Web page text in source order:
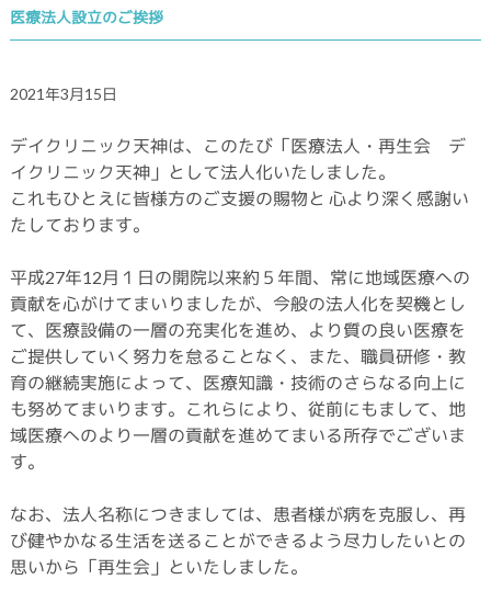
医療法人設立のご挨拶
2021年3月15日
デイクリニック天神は、このたび「医療法人・再生会 デ
イクリニック天神」として法人化いたしました。
これもひとえに皆様方のご支援の賜物と 心より深く感謝い
たしております。
平成27年12月１日の開院以来約５年間、常に地域医療への
貢献を心がけてまいりましたが、今般の法人化を契機とし
て、医療設備の一層の充実化を進め、より質の良い医療を
ご提供していく努力を怠ることなく、また、職員研修・教
育の継続実施によって、医療知識・技術のさらなる向上に
も努めてまいります。これらにより、従前にもまして、地
域医療へのより一層の貢献を進めてまいる所存でございま
す。
なお、法人名称につきましては、患者様が病を克服し、再
び健やかなる生活を送ることができるよう尽力したいとの
思いから「再生会」といたしました。